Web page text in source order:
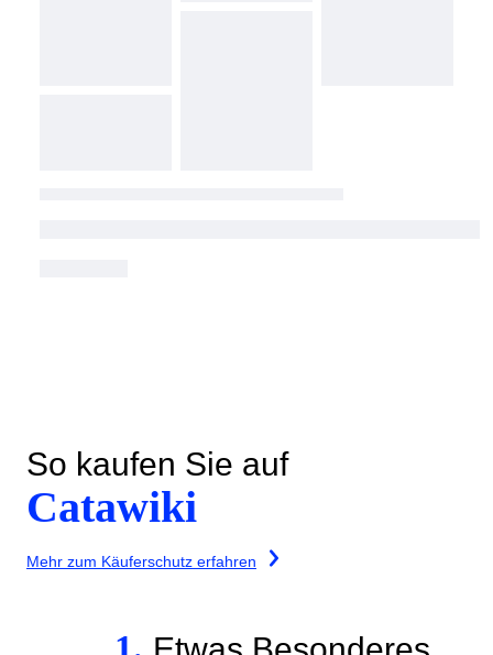
So kaufen Sie auf
Catawiki
Mehr zum Käuferschutz erfahren